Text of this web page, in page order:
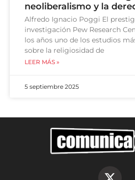
neoliberalismo y la
Alfredo Ignacio Poggi El
investigación Pew Research
los años uno de los estudios
sobre la religiosidad de
LEER MÁS »
5 septiembre 2025